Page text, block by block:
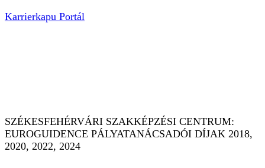
Karrierkapu Portál
SZÉKESFEHÉRVÁRI SZAKKÉPZÉSI CENTRUM:
EUROGUIDENCE PÁLYATANÁCSADÓI DÍJAK 2018,
2020, 2022, 2024